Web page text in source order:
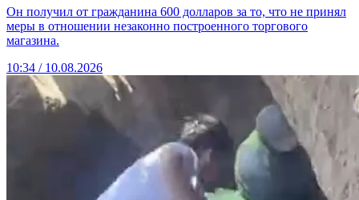
Он получил от гражданина 600 долларов за то, что не принял
меры в отношении незаконно построенного торгового
магазина.
10:34 / 10.08.2026